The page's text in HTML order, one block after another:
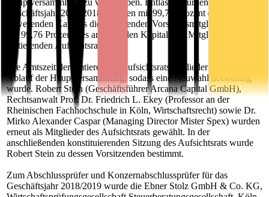
Geschäftsjahr 2017/2018 dagegen mit 99,77 Prozent des
anwesenden Kapitals die amtierenden Vorstandsmitglieder sowie
mit 99,76 Prozent des anwesenden Kapitals die Mitglieder des
amtierenden Aufsichtsrates.
Die Amtszeit der amtierenden Aufsichtsratsmitglieder endete mit
Ablauf der Hauptversammlung, sodass eine Neuwahl notwendig
wurde. Robert Stein (Geschäftsführer Arcana Capital GmbH),
Rechtsanwalt Prof. Dr. Friedrich L. Ekey (Professor an der
Rheinischen Fachhochschule in Köln, Wirtschaftsrecht) sowie Dr.
Mirko Alexander Caspar (Managing Director Mister Spex) wurden
erneut als Mitglieder des Aufsichtsrats gewählt. In der
anschließenden konstituierenden Sitzung des Aufsichtsrats wurde
Robert Stein zu dessen Vorsitzenden bestimmt.
Zum Abschlussprüfer und Konzernabschlussprüfer für das
Geschäftsjahr 2018/2019 wurde die Ebner Stolz GmbH & Co. KG,